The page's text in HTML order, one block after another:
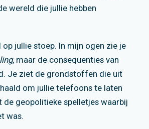
wereld die jullie hebben
op jullie stoep. In mijn ogen zie je
, maar de consequenties van
Je ziet de grondstoffen die uit
om jullie telefoons te laten
de geopolitieke spelletjes waarbij
was.